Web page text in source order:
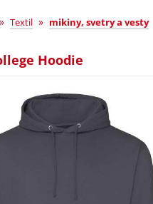
» Textil » mikiny, svetry a vesty
Hoodie